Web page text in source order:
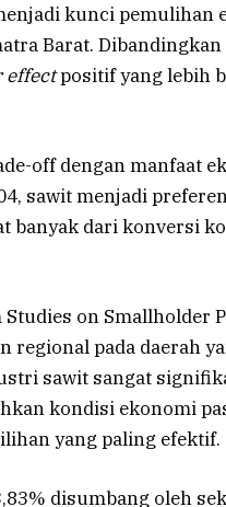
kunci pemulihan
Barat.
positif yang lebih
off dengan manfaat
sawit menjadi
banyak dari konversi
on Smallholder
regional pada daerah
sawit sangat
kondisi ekonomi
yang paling efektif.
disumbang oleh